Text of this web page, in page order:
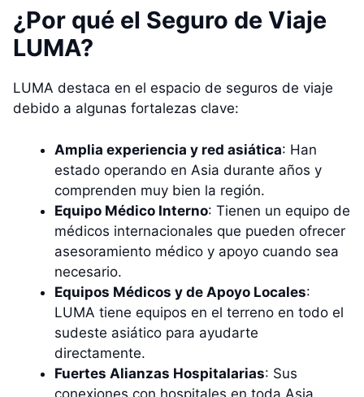
¿Por qué el Seguro de Viaje
LUMA?
LUMA destaca en el espacio de seguros de viaje
debido a algunas fortalezas clave:
Amplia experiencia y red asiática: Han
estado operando en Asia durante años y
comprenden muy bien la región.
Equipo Médico Interno: Tienen un equipo de
médicos internacionales que pueden ofrecer
asesoramiento médico y apoyo cuando sea
necesario.
Equipos Médicos y de Apoyo Locales:
LUMA tiene equipos en el terreno en todo el
sudeste asiático para ayudarte
directamente.
Fuertes Alianzas Hospitalarias: Sus
conexiones con hospitales en toda Asia